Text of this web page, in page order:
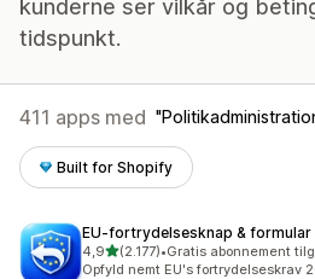
kunderne ser vilkår og
tidspunkt.
411 apps med
Built for Shopify
EU‑fortrydelsesknap & formular
4,9ud af 5 stjerner
(2.177)
2177 anmeldelser i alt
•Gratis abonnement
Opfyld nemt EU's fortrydelseskrav